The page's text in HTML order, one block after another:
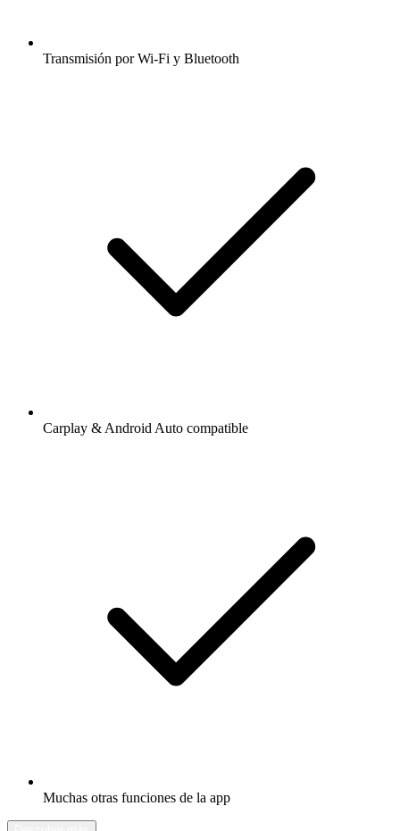
Transmisión por Wi-Fi y Bluetooth
Carplay & Android Auto compatible
Muchas otras funciones de la app